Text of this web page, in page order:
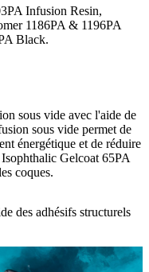
Infusion Resin,
1186PA & 1196PA
Black.
sous vide avec l'aide de
sous vide permet de
énergétique et de réduire
Gelcoat 65PA
coques.
des adhésifs structurels